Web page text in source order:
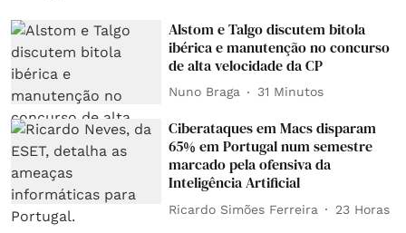
Alstom e Talgo discutem bitola
ibérica e manutenção no concurso
de alta velocidade da CP
Nuno Braga 31 Minutos
Ciberataques em Macs disparam
65% em Portugal num semestre
marcado pela ofensiva da
Inteligência Artificial
Ricardo Simões Ferreira 23 Horas